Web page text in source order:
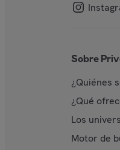
Sobre
¿Quiénes
¿Qué
Los
Motor de